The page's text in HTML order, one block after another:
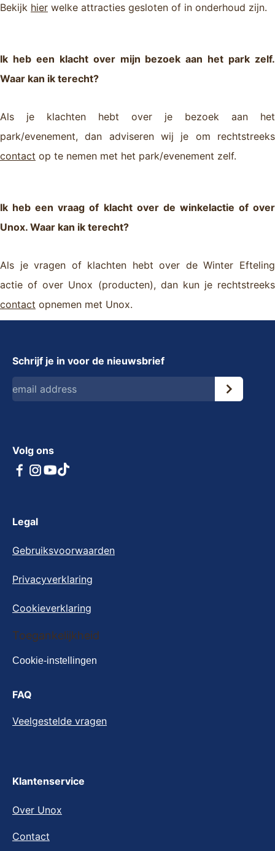
Bekijk hier welke attracties gesloten of in onderhoud zijn.
Ik heb een klacht over mijn bezoek aan het park zelf.
Waar kan ik terecht?
Als je klachten hebt over je bezoek aan het
park/evenement, dan adviseren wij je om rechtstreeks
contact op te nemen met het park/evenement zelf.
Ik heb een vraag of klacht over de winkelactie of over
Unox. Waar kan ik terecht?
Als je vragen of klachten hebt over de Winter Efteling
actie of over Unox (producten), dan kun je rechtstreeks
contact opnemen met Unox.
Schrijf je in voor de nieuwsbrief
Volg ons
Legal
Gebruiksvoorwaarden
Privacyverklaring
Cookieverklaring
Toegankelijkheid
Cookie-instellingen
FAQ
Veelgestelde vragen
Klantenservice
Over Unox
Contact